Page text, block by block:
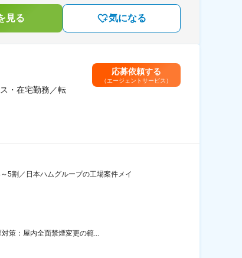
見る 気になる
・在宅勤務／転
応募依頼する
（エージェントサービス）
5割／日本ハムグループの工場案件メイ
策：屋内全面禁煙変更の範...